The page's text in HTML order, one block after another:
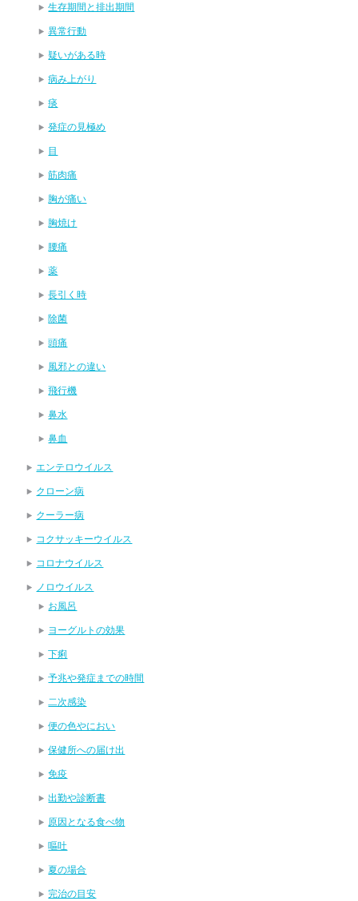
生存期間と排出期間
異常行動
疑いがある時
病み上がり
痰
発症の見極め
目
筋肉痛
胸が痛い
胸焼け
腰痛
薬
長引く時
除菌
頭痛
風邪との違い
飛行機
鼻水
鼻血
エンテロウイルス
クローン病
クーラー病
コクサッキーウイルス
コロナウイルス
ノロウイルス
お風呂
ヨーグルトの効果
下痢
予兆や発症までの時間
二次感染
便の色やにおい
保健所への届け出
免疫
出勤や診断書
原因となる食べ物
嘔吐
夏の場合
完治の目安